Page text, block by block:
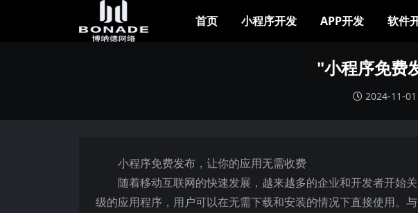
首页 小程序开发 APP开发 软件
"小程序免费
2024-11-01
小程序免费发布，让你的应用无需收费
随着移动互联网的快速发展，越来越多的企业和开发者开始
级的应用程序，用户可以在无需下载和安装的情况下直接使用。